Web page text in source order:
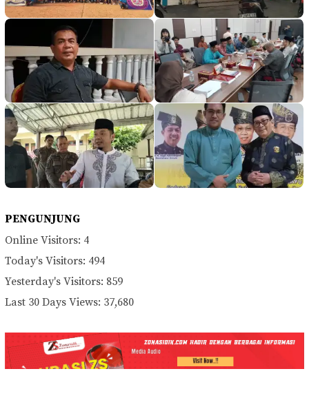
PENGUNJUNG
Online Visitors: 4
Today's Visitors: 494
Yesterday's Visitors: 859
Last 30 Days Views: 37,680